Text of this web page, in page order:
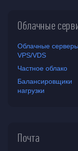
Облачные
Облачные серверы
VPS/VDS
Частное облако
Балансировщики
нагрузки
Почта